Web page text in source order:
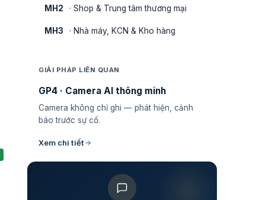
MH2 · Shop & Trung tâm thương mại
MH3 · Nhà máy, KCN & Kho hàng
GIẢI PHÁP LIÊN QUAN
GP4 · Camera AI thông minh
Camera không chỉ ghi — phát hiện, cảnh
báo trước sự cố.
Xem chi tiết